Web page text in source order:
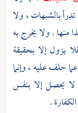
بالشبهات ، ولا
. ولا يخرج به
يزول إلا بحقيقة
حلف عليه ، وإنما
يحصل إلا بنفس
.